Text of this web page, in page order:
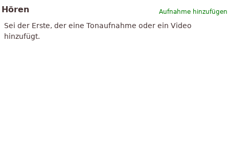
Aufnahme hinzufügen
Hören
Sei der Erste, der eine Tonaufnahme oder ein Video
hinzufügt.